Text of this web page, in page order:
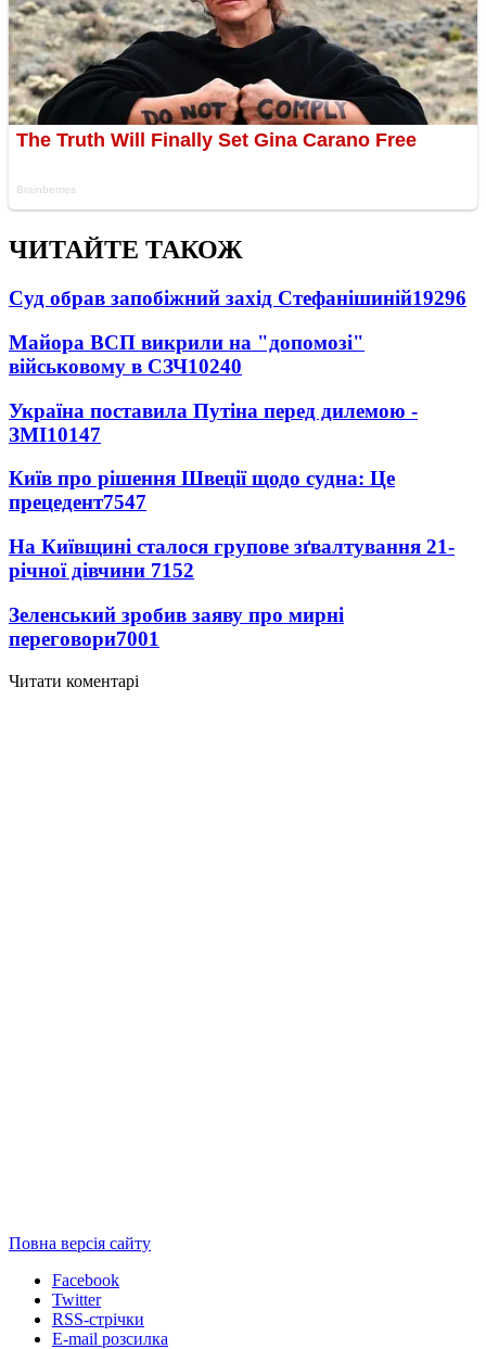
ЧИТАЙТЕ ТАКОЖ
Суд обрав запобіжний захід Стефанішиній19296
Майора ВСП викрили на "допомозі"
військовому в СЗЧ10240
Україна поставила Путіна перед дилемою -
ЗМІ10147
Київ про рішення Швеції щодо судна: Це
прецедент7547
На Київщині сталося групове зґвалтування 21-
річної дівчини 7152
Зеленський зробив заяву про мирні
переговори7001
Читати коментарі
Повна версія сайту
Facebook
Twitter
RSS-стрічки
E-mail розсилка